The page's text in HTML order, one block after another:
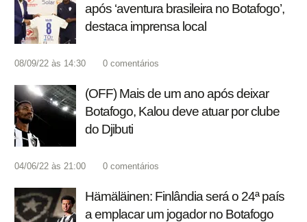
após ‘aventura brasileira no Botafogo’,
destaca imprensa local
08/09/22 às 14:30 0 comentários
(OFF) Mais de um ano após deixar
Botafogo, Kalou deve atuar por clube
do Djibuti
04/06/22 às 21:00 0 comentários
Hämäläinen: Finlândia será o 24ª país
a emplacar um jogador no Botafogo